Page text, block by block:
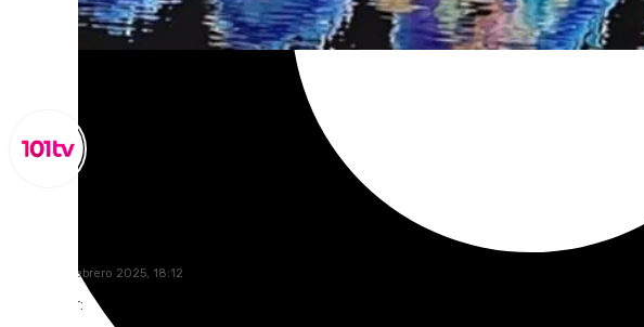
martes, 11 febrero 2025, 18:12
Compartir: